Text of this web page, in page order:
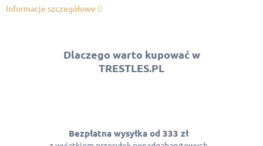
Informacje szczegółowe
Dlaczego warto kupować w
TRESTLES.PL
Bezpłatna wysyłka od 333 zł